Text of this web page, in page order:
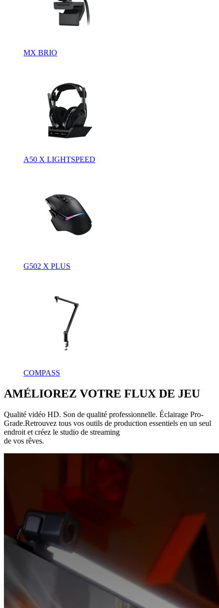
MX BRIO
A50 X LIGHTSPEED
G502 X PLUS
COMPASS
AMÉLIOREZ VOTRE FLUX DE JEU
Qualité vidéo HD. Son de qualité professionnelle. Éclairage Pro-
Grade.Retrouvez tous vos outils de production essentiels en un seul
endroit et créez le studio de streaming
de vos rêves.